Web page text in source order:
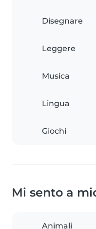
Disegnare
Leggere
Musica
Lingua
Giochi
Mi sento a
Animali